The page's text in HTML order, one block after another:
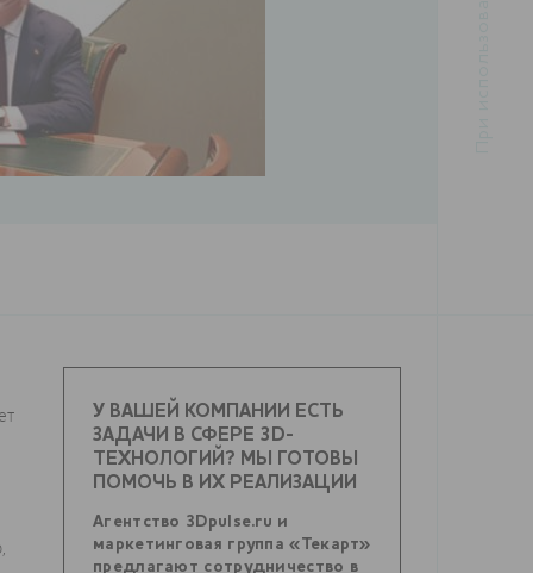
У ВАШЕЙ КОМПАНИИ ЕСТЬ
ЗАДАЧИ В СФЕРЕ 3D-
ТЕХНОЛОГИЙ? МЫ ГОТОВЫ
ПОМОЧЬ В ИХ РЕАЛИЗАЦИИ
Агентство 3Dpulse.ru и
маркетинговая группа «Текарт»
предлагают сотрудничество в